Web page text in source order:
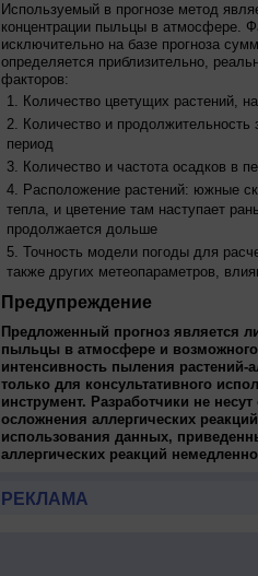
Используемый в прогнозе метод
концентрации пыльцы в атмосфере.
исключительно на базе прогноза
определяется приблизительно,
факторов:
Количество цветущих растений,
Количество и продолжительность
период
Количество и частота осадков в
Расположение растений: южные
тепла, и цветение там наступает
продолжается дольше
Точность модели погоды для
также других метеопараметров,
Предупреждение
Предложенный прогноз является
пыльцы в атмосфере и
интенсивность пыления растений-
только для консультативного
инструмент. Разработчики не
осложнения аллергических
использования данных,
аллергических реакций
РЕКЛАМА